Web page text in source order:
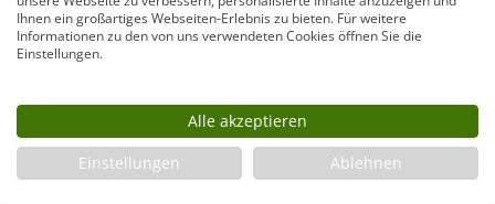
Infos
Fragen zum Artikel
Planungshilfe
Ihnen ein großartiges Webseiten-Erlebnis zu bieten. Für weitere
Informationen zu den von uns verwendeten Cookies öffnen Sie die
Einstellungen.
Alle akzeptieren
Einstellungen
Ablehnen